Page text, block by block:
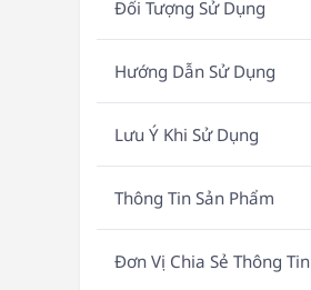
Đối Tượng Sử Dụng
Hướng Dẫn Sử Dụng
Lưu Ý Khi Sử Dụng
Thông Tin Sản Phẩm
Đơn Vị Chia Sẻ Thông Tin